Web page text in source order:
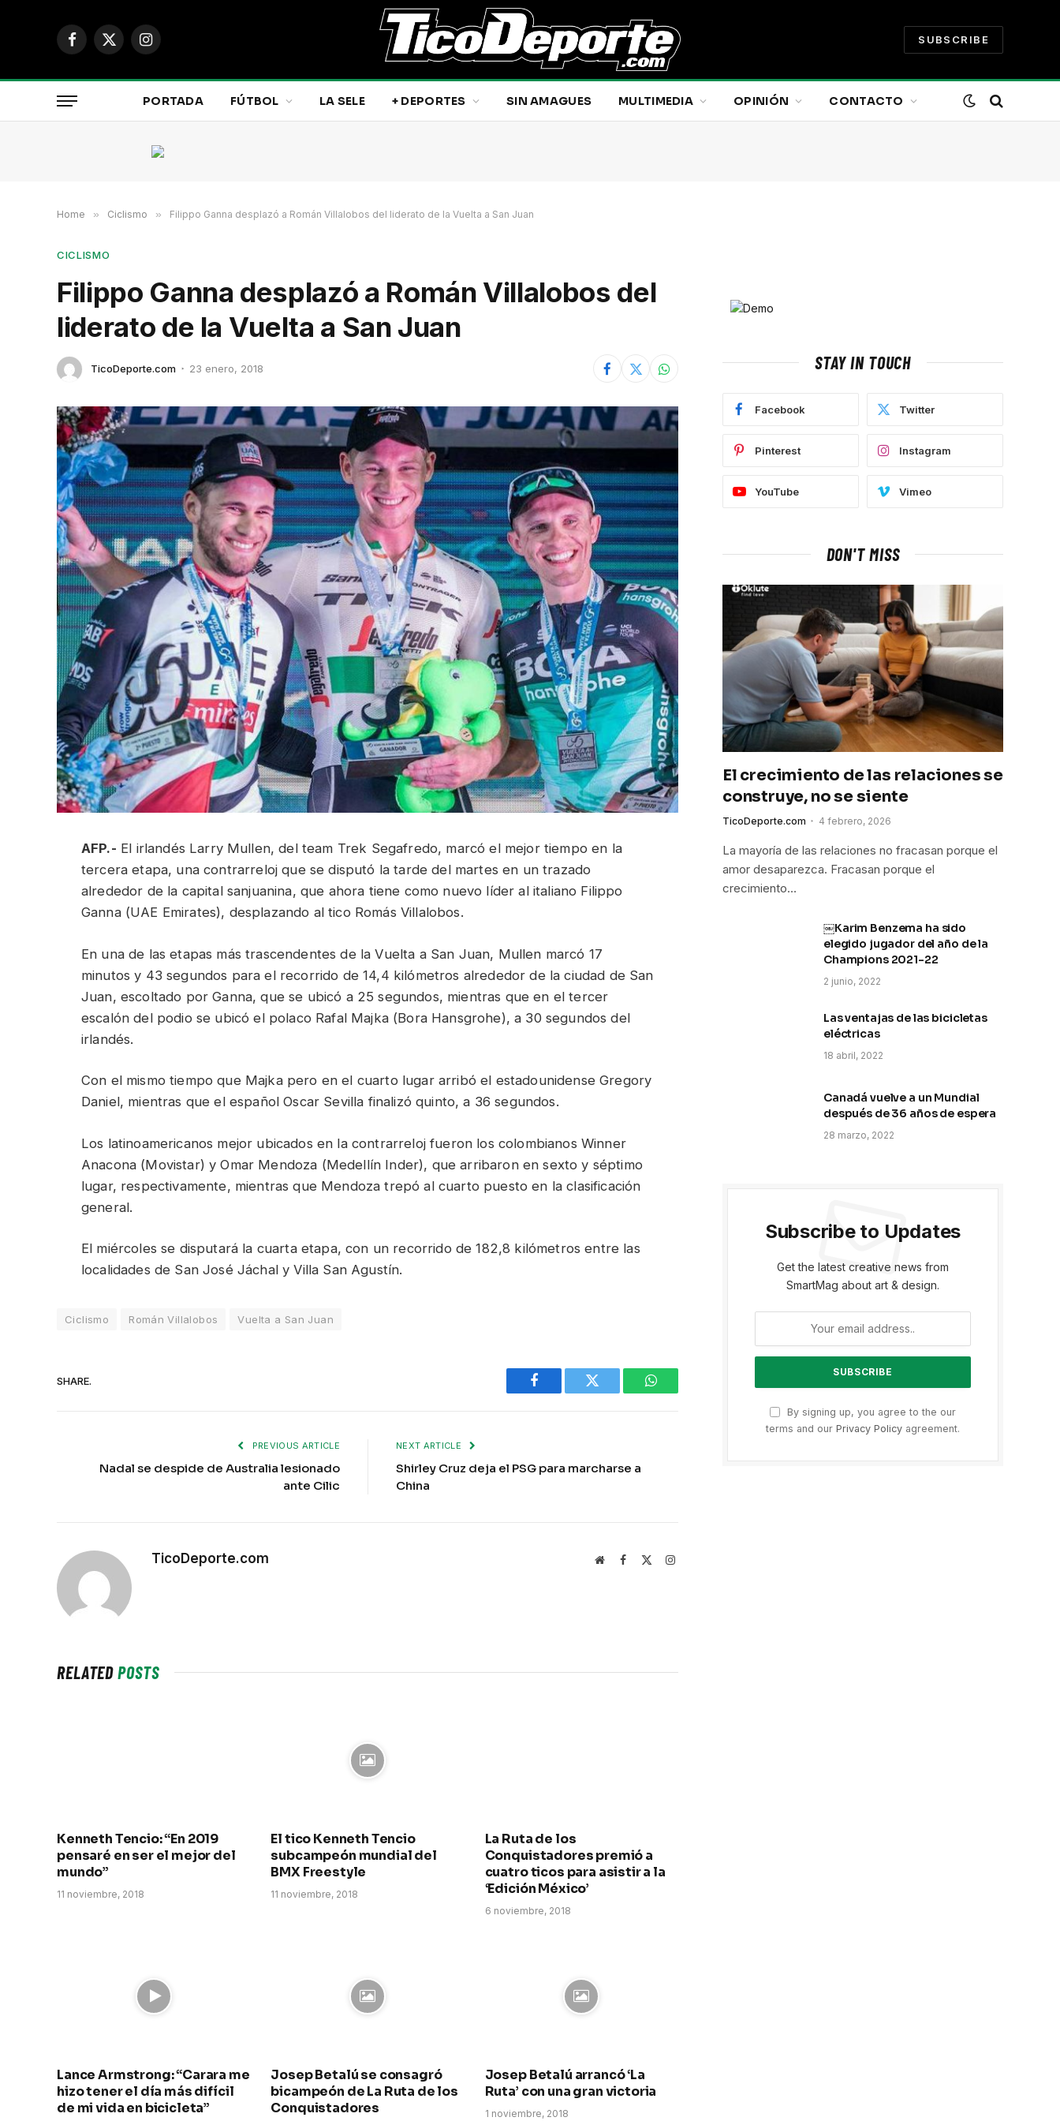
Facebook
X
Instagram
SUBSCRIBE
PORTADA FÚTBOL LA SELE + DEPORTES SIN AMAGUES MULTIMEDIA OPINIÓN CONTACTO
Home » Ciclismo » Filippo Ganna desplazó a Román Villalobos del liderato de la Vuelta a San Juan
CICLISMO
Filippo Ganna desplazó a Román Villalobos del
liderato de la Vuelta a San Juan
TicoDeporte.com 23 enero, 2018
AFP.- El irlandés Larry Mullen, del team Trek Segafredo, marcó el mejor tiempo en la
tercera etapa, una contrarreloj que se disputó la tarde del martes en un trazado
alrededor de la capital sanjuanina, que ahora tiene como nuevo líder al italiano Filippo
Ganna (UAE Emirates), desplazando al tico Romás Villalobos.
En una de las etapas más trascendentes de la Vuelta a San Juan, Mullen marcó 17
minutos y 43 segundos para el recorrido de 14,4 kilómetros alrededor de la ciudad de San
Juan, escoltado por Ganna, que se ubicó a 25 segundos, mientras que en el tercer
escalón del podio se ubicó el polaco Rafal Majka (Bora Hansgrohe), a 30 segundos del
irlandés.
Con el mismo tiempo que Majka pero en el cuarto lugar arribó el estadounidense Gregory
Daniel, mientras que el español Oscar Sevilla finalizó quinto, a 36 segundos.
Los latinoamericanos mejor ubicados en la contrarreloj fueron los colombianos Winner
Anacona (Movistar) y Omar Mendoza (Medellín Inder), que arribaron en sexto y séptimo
lugar, respectivamente, mientras que Mendoza trepó al cuarto puesto en la clasificación
general.
El miércoles se disputará la cuarta etapa, con un recorrido de 182,8 kilómetros entre las
localidades de San José Jáchal y Villa San Agustín.
Ciclismo Román Villalobos Vuelta a San Juan
SHARE.
Facebook Twitter WhatsApp
PREVIOUS ARTICLE
Nadal se despide de Australia lesionado
ante Cilic
NEXT ARTICLE
Shirley Cruz deja el PSG para marcharse a
China
TicoDeporte.com WebsiteFacebook Instagram
RELATEDPOSTS
Kenneth Tencio: “En 2019
pensaré en ser el mejor del
mundo”
11 noviembre, 2018
El tico Kenneth Tencio
subcampeón mundial del
BMX Freestyle
11 noviembre, 2018
La Ruta de los
Conquistadores premió a
cuatro ticos para asistir a la
‘Edición México’
6 noviembre, 2018
Lance Armstrong: “Carara me
hizo tener el día más difícil
de mi vida en bicicleta”
Josep Betalú se consagró
bicampeón de La Ruta de los
Conquistadores
Josep Betalú arrancó ‘La
Ruta’ con una gran victoria
1 noviembre, 2018
STAY IN TOUCH
Facebook Twitter
Pinterest Instagram
YouTube Vimeo
DON'T MISS
El crecimiento de las relaciones se
construye, no se siente
TicoDeporte.com 4 febrero, 2026
La mayoría de las relaciones no fracasan porque el
amor desaparezca. Fracasan porque el
crecimiento…
￼Karim Benzema ha sido
elegido jugador del año de la
Champions 2021-22
2 junio, 2022
Las ventajas de las bicicletas
eléctricas
18 abril, 2022
Canadá vuelve a un Mundial
después de 36 años de espera
28 marzo, 2022
Subscribe to Updates
Get the latest creative news from
SmartMag about art & design.
By signing up, you agree to the our
terms and our Privacy Policy agreement.